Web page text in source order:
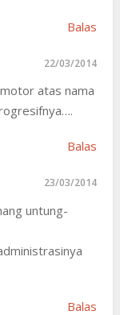
Balas
22/03/2014
atas nama
Balas
23/03/2014
untung-
Balas